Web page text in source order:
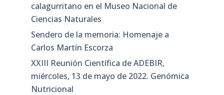
calagurritano en el Museo Nacional de
Ciencias Naturales
Sendero de la memoria: Homenaje a
Carlos Martín Escorza
XXIII Reunión Científica de ADEBIR,
miércoles, 13 de mayo de 2022. Genómica
Nutricional